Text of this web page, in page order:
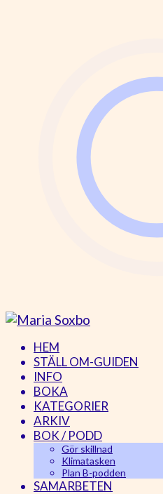
HEM
STÄLL OM-GUIDEN
INFO
BOKA
KATEGORIER
ARKIV
BOK / PODD
Gör skillnad
Klimatasken
Plan B-podden
SAMARBETEN